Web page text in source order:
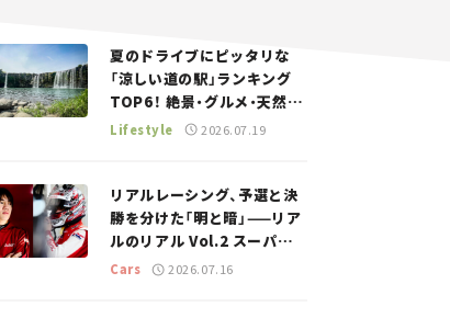
夏のドライブにピッタリな
「涼しい道の駅」ランキング
TOP6！ 絶景・グルメ・天然ク
ーラーなど、避暑におすすめ
Lifestyle 2026.07.19
リアルレーシング、予選と決
勝を分けた「明と暗」——リア
ルのリアル Vol.2 スーパー
GT 2026開幕戦 岡山国際サ
Cars 2026.07.16